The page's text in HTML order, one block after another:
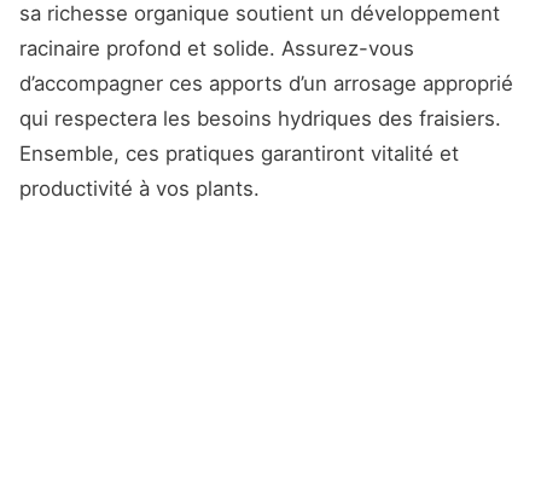
sa richesse organique soutient un développement
racinaire profond et solide. Assurez-vous
d’accompagner ces apports d’un arrosage approprié
qui respectera les besoins hydriques des fraisiers.
Ensemble, ces pratiques garantiront vitalité et
productivité à vos plants.